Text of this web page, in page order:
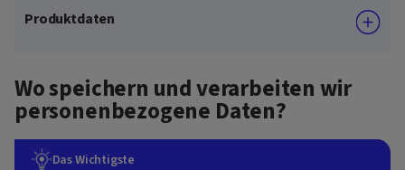
Produktdaten
Wo speichern und verarbeiten wir
personenbezogene Daten?
Das Wichtigste